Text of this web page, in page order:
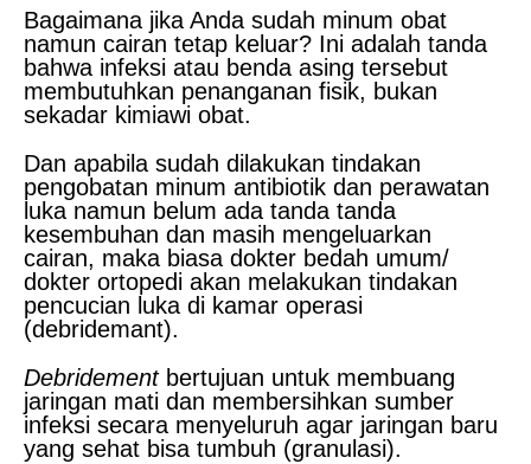
Bagaimana jika Anda sudah minum obat
namun cairan tetap keluar? Ini adalah tanda
bahwa infeksi atau benda asing tersebut
membutuhkan penanganan fisik, bukan
sekadar kimiawi obat.
Dan apabila sudah dilakukan tindakan
pengobatan minum antibiotik dan perawatan
luka namun belum ada tanda tanda
kesembuhan dan masih mengeluarkan
cairan, maka biasa dokter bedah umum/
dokter ortopedi akan melakukan tindakan
pencucian luka di kamar operasi
(debridemant).
Debridementbertujuan untuk membuang
jaringan mati dan membersihkan sumber
infeksi secara menyeluruh agar jaringan baru
yang sehat bisa tumbuh (granulasi).